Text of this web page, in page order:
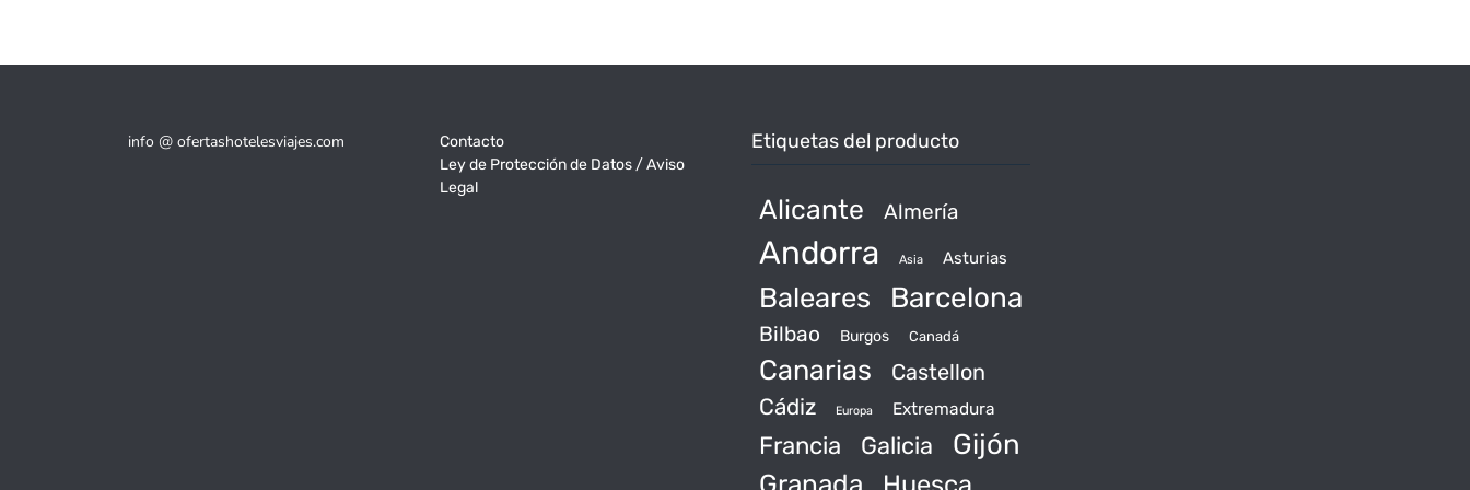
info @ ofertashotelesviajes.com
Contacto
Ley de Protección de Datos / Aviso
Legal
Etiquetas del producto
Alicante Almería
Andorra Asia Asturias
Baleares Barcelona
Bilbao Burgos Canadá
Canarias
Castellon
Cádiz
Europa Extremadura
Francia Galicia Gijón